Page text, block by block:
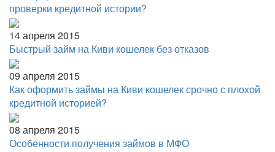
проверки кредитной истории?
14 апреля 2015
Быстрый займ на Киви кошелек без отказов
09 апреля 2015
Как оформить займы на Киви кошелек срочно с плохой
кредитной историей?
08 апреля 2015
Особенности получения займов в МФО